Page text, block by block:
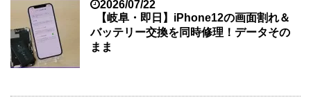
2026/07/22
【岐阜・即日】iPhone12の画面割れ＆
バッテリー交換を同時修理！データその
まま